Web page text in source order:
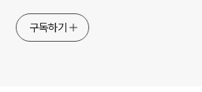
구독하기